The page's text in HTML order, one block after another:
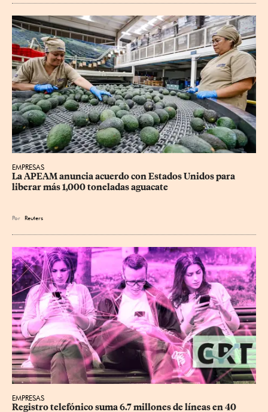
EMPRESAS
La APEAM anuncia acuerdo con Estados Unidos para
liberar más 1,000 toneladas aguacate
Por Reuters
EMPRESAS
Registro telefónico suma 6.7 millones de líneas en 40